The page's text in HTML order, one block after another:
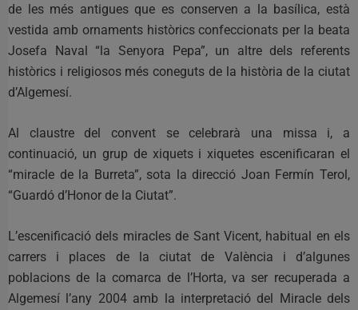
de les més antigues que es conserven a la basílica, està
vestida amb ornaments històrics confeccionats per la beata
Josefa Naval “la Senyora Pepa”, un altre dels referents
històrics i religiosos més coneguts de la història de la ciutat
d’Algemesí.
Al claustre del convent se celebrarà una missa i, a
continuació, un grup de xiquets i xiquetes escenificaran el
“miracle de la Burreta”, sota la direcció Joan Fermín Terol,
“Guardó d’Honor de la Ciutat”.
L’escenificació dels miracles de Sant Vicent, habitual en els
carrers i places de la ciutat de València i d’algunes
poblacions de la comarca de l’Horta, va ser recuperada a
Algemesí l’any 2004 amb la interpretació del Miracle dels